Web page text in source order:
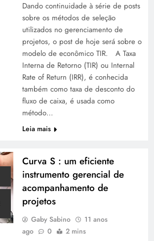
Dando continuidade à série de posts
sobre os métodos de seleção
utilizados no gerenciamento de
projetos, o post de hoje será sobre o
modelo de econômico TIR. A Taxa
Interna de Retorno (TIR) ou Internal
Rate of Return (IRR), é conhecida
também como taxa de desconto do
fluxo de caixa, é usada como
método…
Leia mais
Curva S : um eficiente
instrumento gerencial de
acompanhamento de
projetos
Gaby Sabino
11 anos
ago
0 2 mins